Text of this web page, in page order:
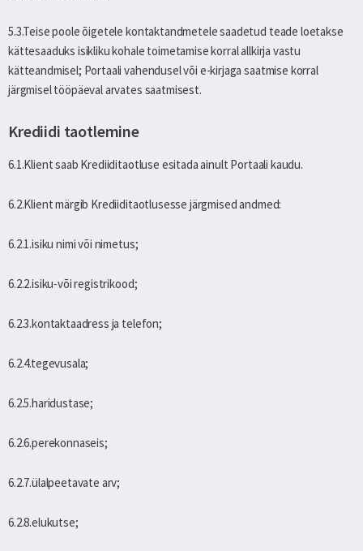
5.3.Teise poole õigetele kontaktandmetele saadetud teade loetakse
kättesaaduks isikliku kohale toimetamise korral allkirja vastu
kätteandmisel; Portaali vahendusel või e-kirjaga saatmise korral
järgmisel tööpäeval arvates saatmisest.
Krediidi taotlemine
6.1.Klient saab Krediiditaotluse esitada ainult Portaali kaudu.
6.2.Klient märgib Krediiditaotlusesse järgmised andmed:
6.2.1.isiku nimi või nimetus;
6.2.2.isiku-või registrikood;
6.2.3.kontaktaadress ja telefon;
6.2.4.tegevusala;
6.2.5.haridustase;
6.2.6.perekonnaseis;
6.2.7.ülalpeetavate arv;
6.2.8.elukutse;